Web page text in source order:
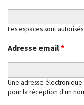
Les espaces sont
Adresse email*
Une adresse
pour la réception d'un